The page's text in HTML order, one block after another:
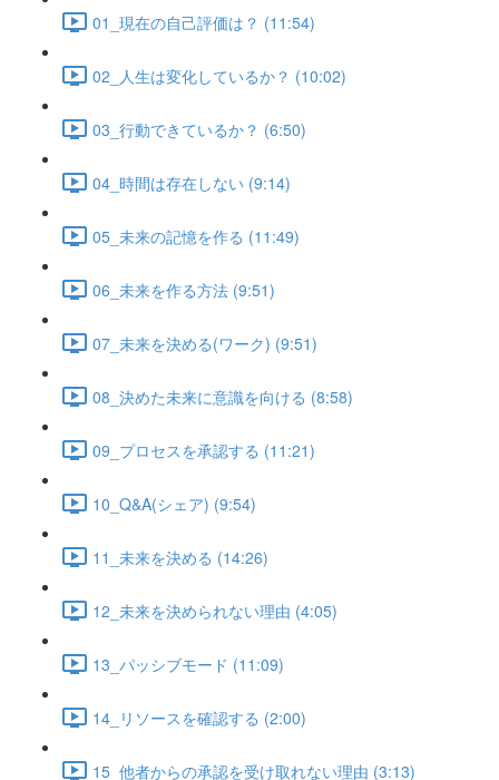
01_現在の自己評価は？ (11:54)
02_人生は変化しているか？ (10:02)
03_行動できているか？ (6:50)
04_時間は存在しない (9:14)
05_未来の記憶を作る (11:49)
06_未来を作る方法 (9:51)
07_未来を決める(ワーク) (9:51)
08_決めた未来に意識を向ける (8:58)
09_プロセスを承認する (11:21)
10_Q&A(シェア) (9:54)
11_未来を決める (14:26)
12_未来を決められない理由 (4:05)
13_パッシブモード (11:09)
14_リソースを確認する (2:00)
15_他者からの承認を受け取れない理由 (3:13)